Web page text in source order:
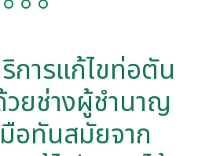
การแก้ไขท่อตัน
วยช่างผู้ชำนาญ
อทันสมัยจาก